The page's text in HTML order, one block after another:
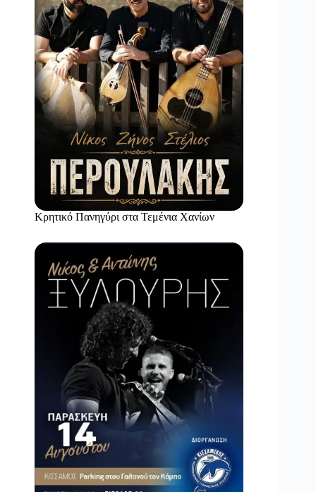
Κρητικό Πανηγύρι στα Τεμένια Χανίων